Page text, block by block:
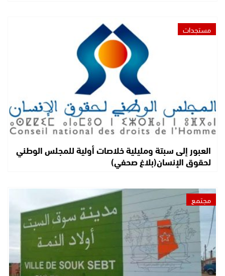
مستجدات
العبور إلى سبتة ومليلية خلاصات أولية للمجلس الوطني
لحقوق الإنسان(بلاغ صحفي)
مجتمع